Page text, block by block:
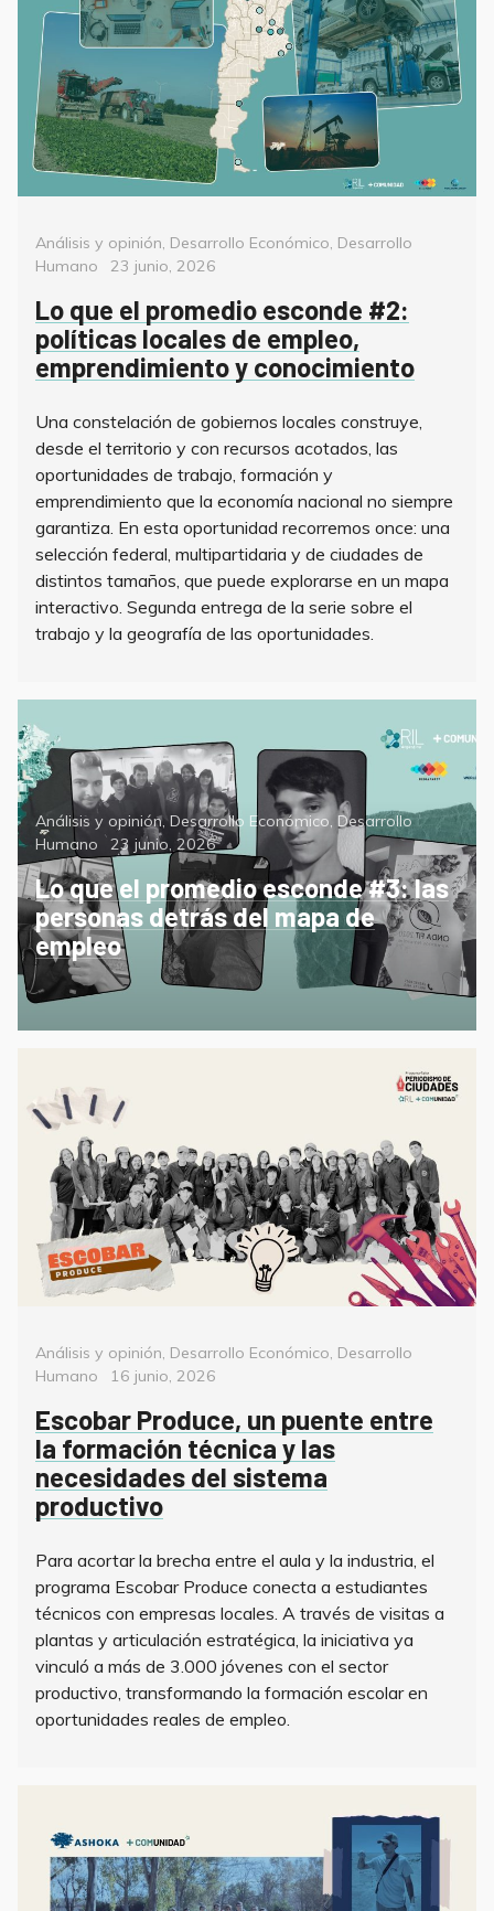
Categorías
Análisis y opinión, Desarrollo Económico, Desarrollo
Humano
Posted
23 junio, 2026
Lo que el promedio esconde #2:
políticas locales de empleo,
emprendimiento y conocimiento
Una constelación de gobiernos locales construye,
desde el territorio y con recursos acotados, las
oportunidades de trabajo, formación y
emprendimiento que la economía nacional no siempre
garantiza. En esta oportunidad recorremos once: una
selección federal, multipartidaria y de ciudades de
distintos tamaños, que puede explorarse en un mapa
interactivo. Segunda entrega de la serie sobre el
trabajo y la geografía de las oportunidades.
Categorías
Análisis y opinión,Desarrollo Económico, Desarrollo
Humano
Posted
on
23 junio, 2026
Lo que el promedio esconde #3: las
personas detrás del mapa de
empleo
Categorías
Análisis y opinión, Desarrollo Económico, Desarrollo
Humano
Posted
16 junio, 2026
Escobar Produce, un puente entre
la formación técnica y las
necesidades del sistema
productivo
Para acortar la brecha entre el aula y la industria, el
programa Escobar Produce conecta a estudiantes
técnicos con empresas locales. A través de visitas a
plantas y articulación estratégica, la iniciativa ya
vinculó a más de 3.000 jóvenes con el sector
productivo, transformando la formación escolar en
oportunidades reales de empleo.